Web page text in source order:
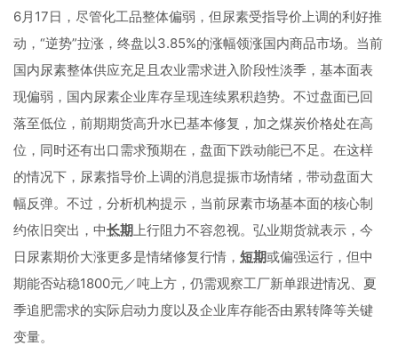
6月17日，尽管化工品整体偏弱，但尿素受指导价上调的利好推
动，“逆势”拉涨，终盘以3.85%的涨幅领涨国内商品市场。当前
国内尿素整体供应充足且农业需求进入阶段性淡季，基本面表
现偏弱，国内尿素企业库存呈现连续累积趋势。不过盘面已回
落至低位，前期期货高升水已基本修复，加之煤炭价格处在高
位，同时还有出口需求预期在，盘面下跌动能已不足。在这样
的情况下，尿素指导价上调的消息提振市场情绪，带动盘面大
幅反弹。不过，分析机构提示，当前尿素市场基本面的核心制
约依旧突出，中长期上行阻力不容忽视。弘业期货就表示，今
日尿素期价大涨更多是情绪修复行情， 短期或偏强运行，但中
期能否站稳1800元／吨上方，仍需观察工厂新单跟进情况、夏
季追肥需求的实际启动力度以及企业库存能否由累转降等关键
变量。